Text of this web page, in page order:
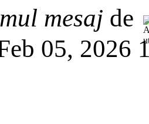
mesaj de
05, 2026